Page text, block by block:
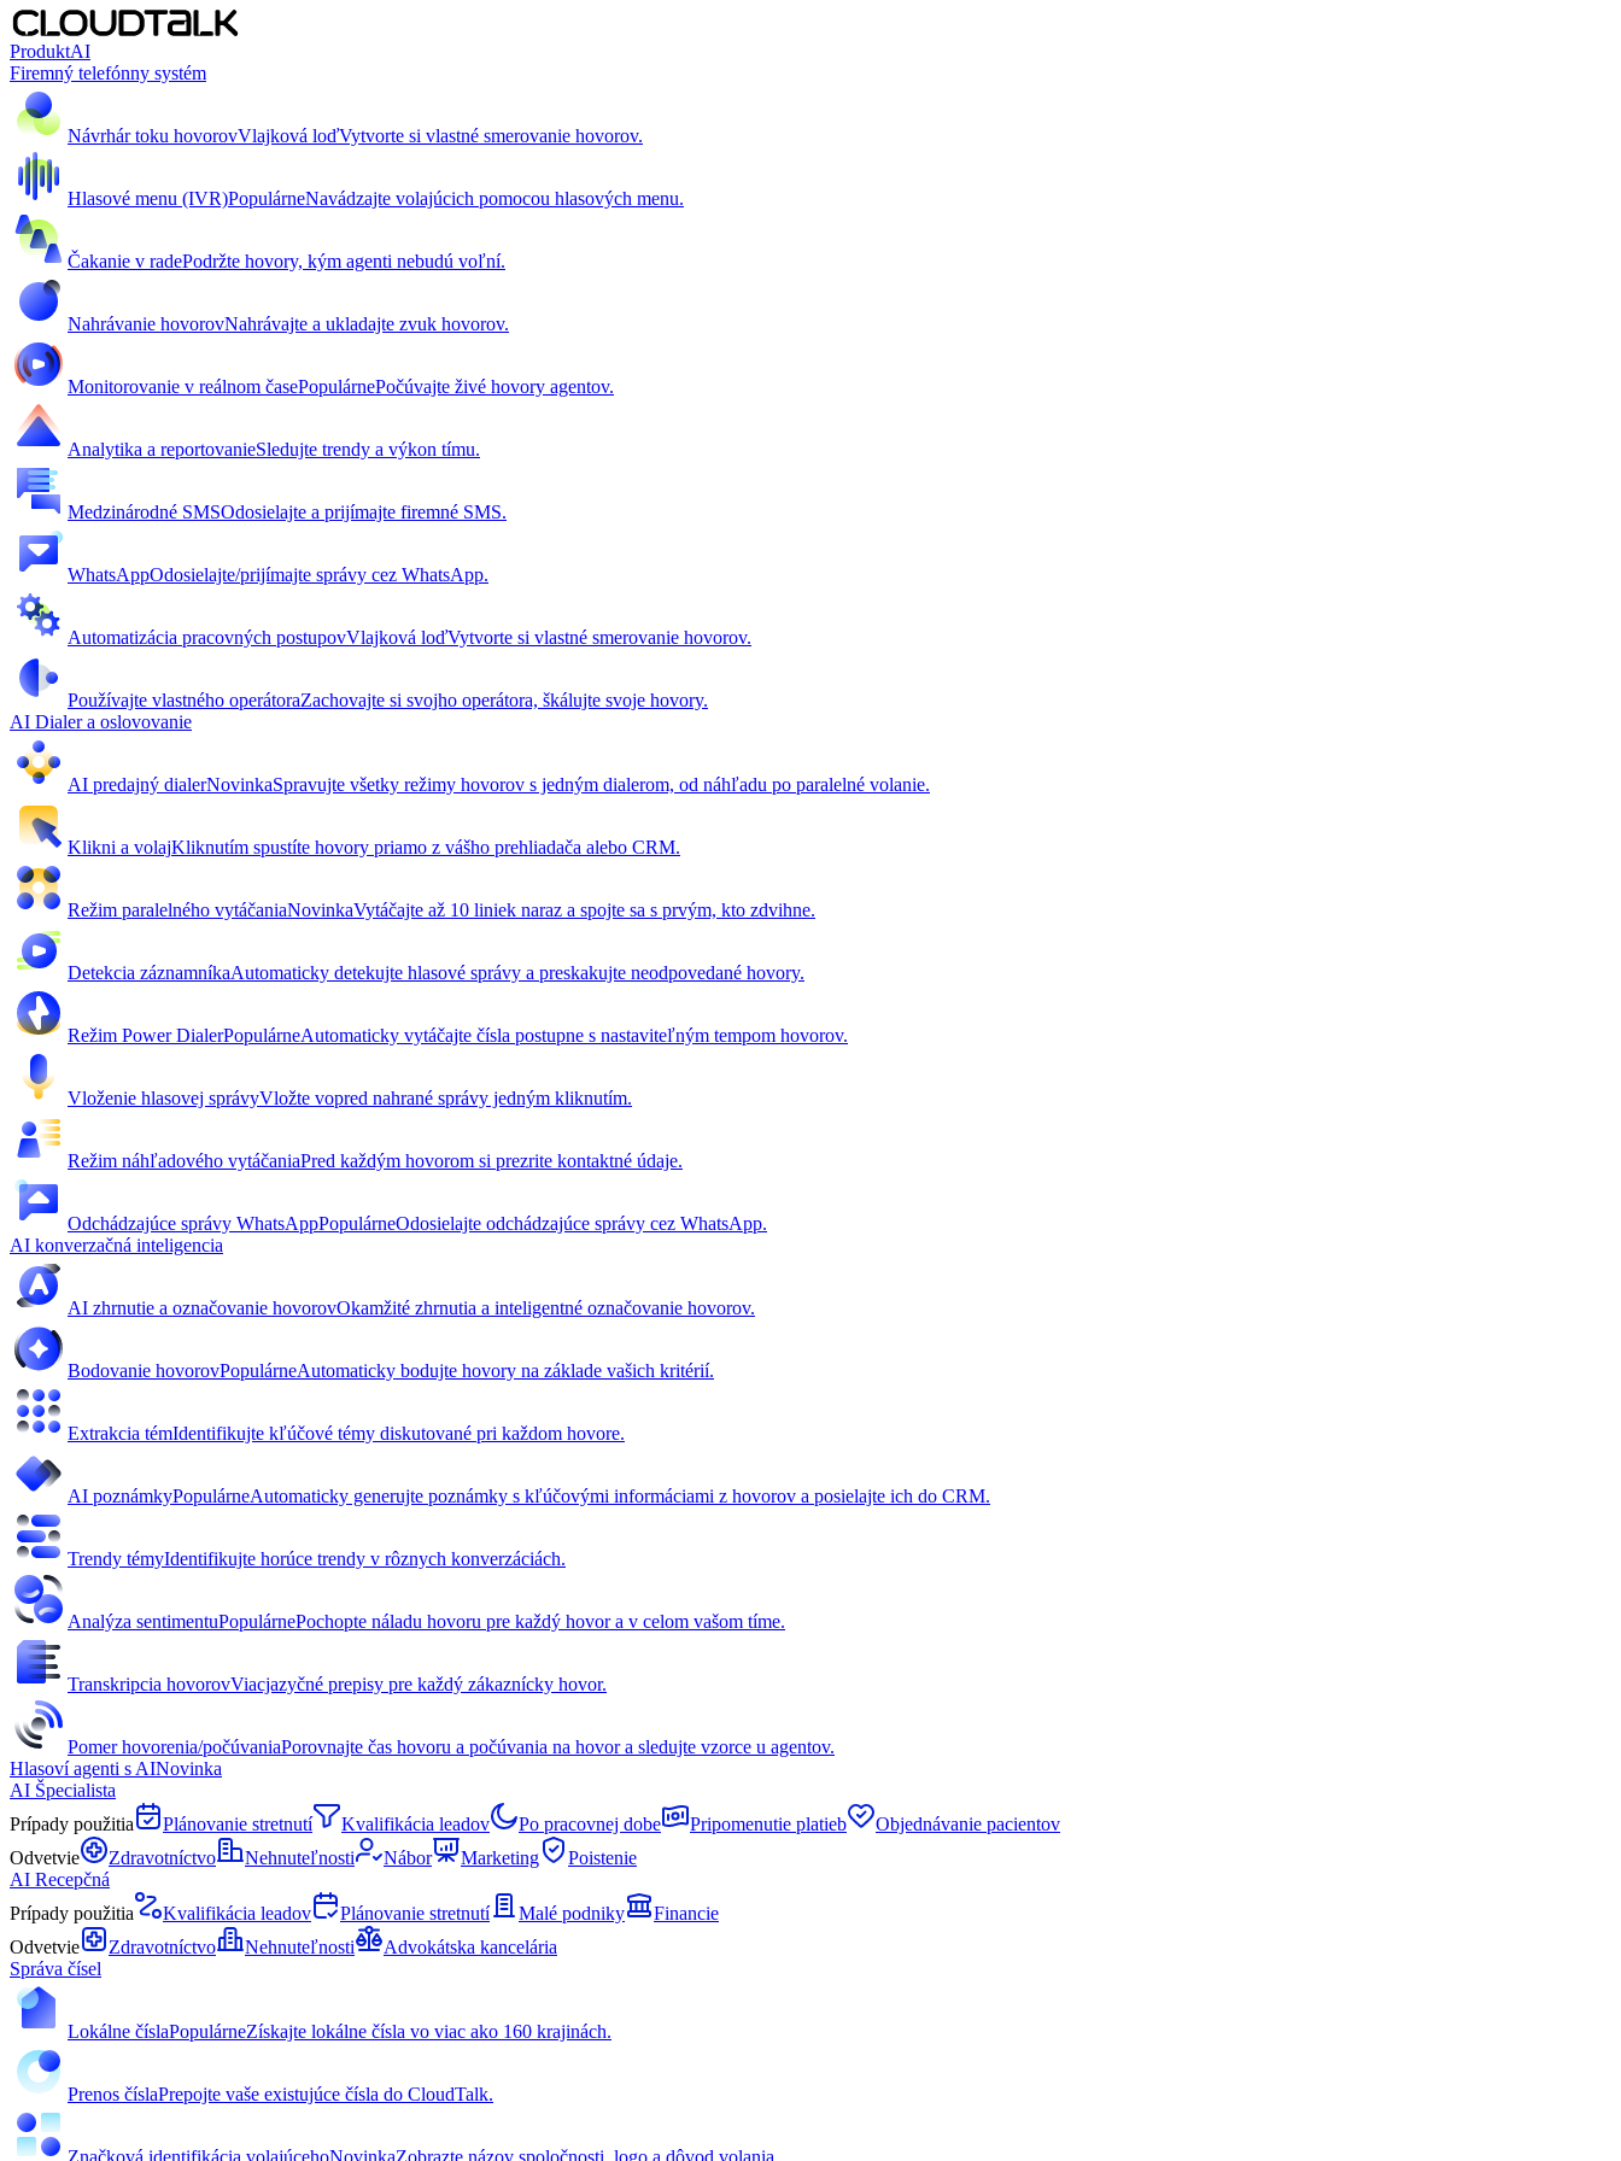
ProduktAI
Firemný telefónny systém
Návrhár toku hovorovVlajková loďVytvorte si vlastné smerovanie hovorov.
Hlasové menu (IVR)PopulárneNavádzajte volajúcich pomocou hlasových menu.
Čakanie v radePodržte hovory, kým agenti nebudú voľní.
Nahrávanie hovorovNahrávajte a ukladajte zvuk hovorov.
Monitorovanie v reálnom časePopulárnePočúvajte živé hovory agentov.
Analytika a reportovanieSledujte trendy a výkon tímu.
Medzinárodné SMSOdosielajte a prijímajte firemné SMS.
WhatsAppOdosielajte/prijímajte správy cez WhatsApp.
Automatizácia pracovných postupovVlajková loďVytvorte si vlastné smerovanie hovorov.
Používajte vlastného operátoraZachovajte si svojho operátora, škálujte svoje hovory.
AI Dialer a oslovovanie
AI predajný dialerNovinkaSpravujte všetky režimy hovorov s jedným dialerom, od náhľadu po paralelné volanie.
Klikni a volajKliknutím spustíte hovory priamo z vášho prehliadača alebo CRM.
Režim paralelného vytáčaniaNovinkaVytáčajte až 10 liniek naraz a spojte sa s prvým, kto zdvihne.
Detekcia záznamníkaAutomaticky detekujte hlasové správy a preskakujte neodpovedané hovory.
Režim Power DialerPopulárneAutomaticky vytáčajte čísla postupne s nastaviteľným tempom hovorov.
Vloženie hlasovej správyVložte vopred nahrané správy jedným kliknutím.
Režim náhľadového vytáčaniaPred každým hovorom si prezrite kontaktné údaje.
Odchádzajúce správy WhatsAppPopulárneOdosielajte odchádzajúce správy cez WhatsApp.
AI konverzačná inteligencia
AI zhrnutie a označovanie hovorovOkamžité zhrnutia a inteligentné označovanie hovorov.
Bodovanie hovorovPopulárneAutomaticky bodujte hovory na základe vašich kritérií.
Extrakcia témIdentifikujte kľúčové témy diskutované pri každom hovore.
AI poznámkyPopulárneAutomaticky generujte poznámky s kľúčovými informáciami z hovorov a posielajte ich do CRM.
Trendy témyIdentifikujte horúce trendy v rôznych konverzáciách.
Analýza sentimentuPopulárnePochopte náladu hovoru pre každý hovor a v celom vašom tíme.
Transkripcia hovorovViacjazyčné prepisy pre každý zákaznícky hovor.
Pomer hovorenia/počúvaniaPorovnajte čas hovoru a počúvania na hovor a sledujte vzorce u agentov.
Hlasoví agenti s AINovinka
AI Špecialista
Prípady použitia
Plánovanie stretnutí Kvalifikácia leadov Po pracovnej dobe Pripomenutie platieb
Objednávanie pacientov
Odvetvie
Zdravotníctvo Nehnuteľnosti Nábor Marketing
Poistenie
AI Recepčná
Prípady použitia
Kvalifikácia leadov Plánovanie stretnutí Malé podniky
Financie
Odvetvie
Zdravotníctvo Nehnuteľnosti
Advokátska kancelária
Správa čísel
Lokálne číslaPopulárneZískajte lokálne čísla vo viac ako 160 krajinách.
Prenos číslaPrepojte vaše existujúce čísla do CloudTalk.
Značková identifikácia volajúcehoNovinkaZobrazte názov spoločnosti, logo a dôvod volania.